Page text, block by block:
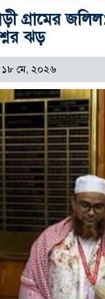
গ্রামের
ঝড়
১৮ মে, ২০২৬